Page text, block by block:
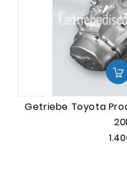
Getriebe Toyota